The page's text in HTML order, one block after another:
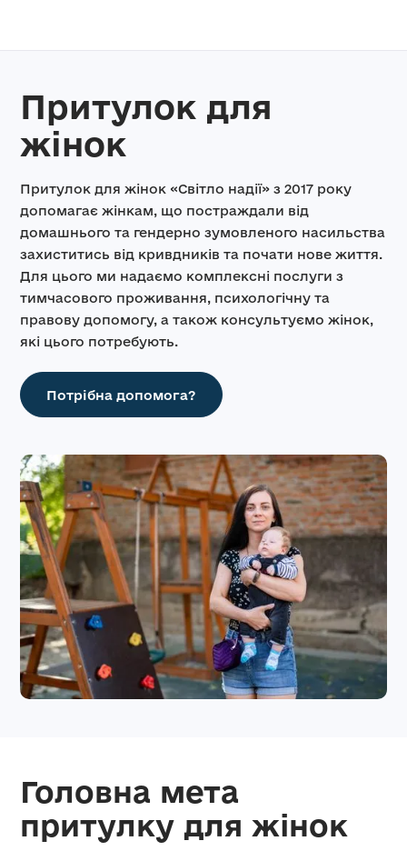
Притулок для
жінок
Притулок для жінок «Світло надії» з 2017 року
допомагає жінкам, що постраждали від
домашнього та гендерно зумовленого насильства
захиститись від кривдників та почати нове життя.
Для цього ми надаємо комплексні послуги з
тимчасового проживання, психологічну та
правову допомогу, а також консультуємо жінок,
які цього потребують.
Потрібна допомога?
Головна мета
притулку для жінок